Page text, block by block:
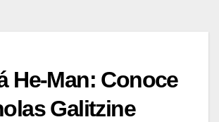
He-Man: Conoce
Galitzine